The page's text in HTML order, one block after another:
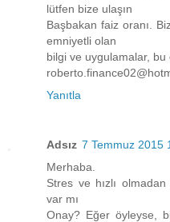
lütfen bize ulaşın
Başbakan faiz oranı.
emniyetli olan
bilgi ve uygulamalar, bu
Yanıtla
Adsız 7 Temmuz 2015
Merhaba.
Stres ve hızlı
var mı
Onay? Eğer öyleyse,